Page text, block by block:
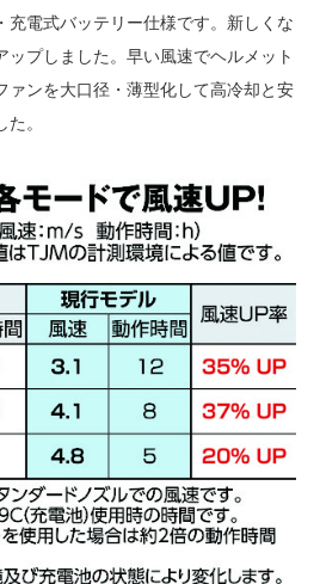
充電式バッテリー仕様です。新しくな
ップしました。早い風速でヘルメット
ァンを大口径・薄型化して高冷却と安
。